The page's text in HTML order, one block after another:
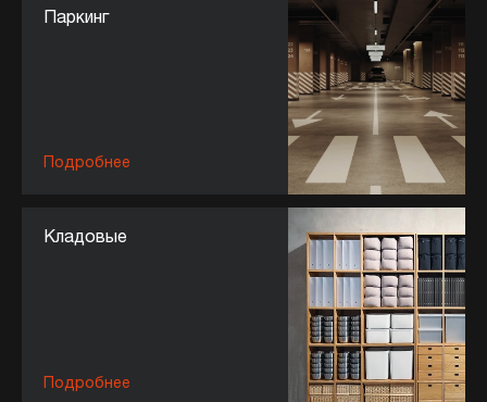
Паркинг
Подробнее
Кладовые
Подробнее